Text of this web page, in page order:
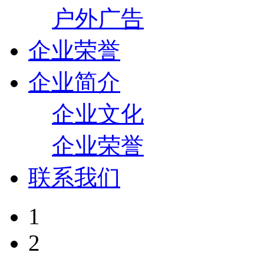
户外广告
企业荣誉
企业简介
企业文化
企业荣誉
联系我们
1
2